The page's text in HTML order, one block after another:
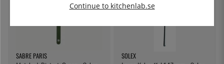
SABRE PARIS SOLEX
Continue to kitchenlab.se